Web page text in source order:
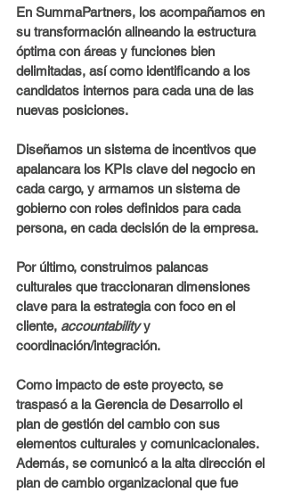
En SummaPartners, los acompañamos en
su transformación alineando la estructura
óptima con áreas y funciones bien
delimitadas, así como identificando a los
candidatos internos para cada una de las
nuevas posiciones.
Diseñamos un sistema de incentivos que
apalancara los KPIs clave del negocio en
cada cargo, y armamos un sistema de
gobierno con roles definidos para cada
persona, en cada decisión de la empresa.
Por último, construimos palancas
culturales que traccionaran dimensiones
clave para la estrategia con foco en el
cliente, accountability y
coordinación/integración.
Como impacto de este proyecto, se
traspasó a la Gerencia de Desarrollo el
plan de gestión del cambio con sus
elementos culturales y comunicacionales.
Además, se comunicó a la alta dirección el
plan de cambio organizacional que fue